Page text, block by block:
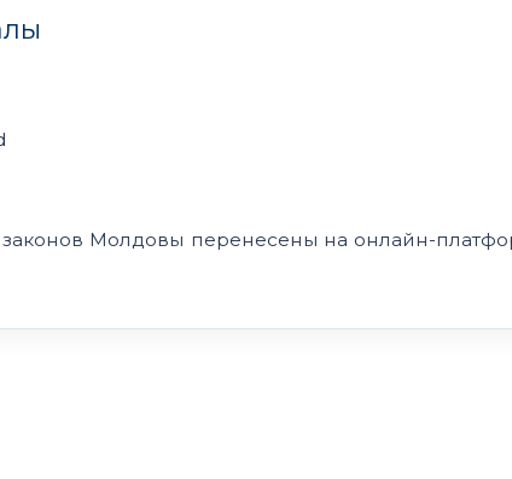
законов Молдовы перенесены на онлайн-